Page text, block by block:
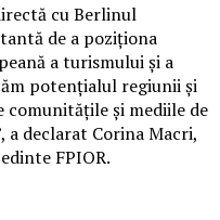
cu Berlinul
de a poziționa
a turismului și a
potențialul regiunii și
și mediile de
a declarat Corina Macri,
FPIOR.